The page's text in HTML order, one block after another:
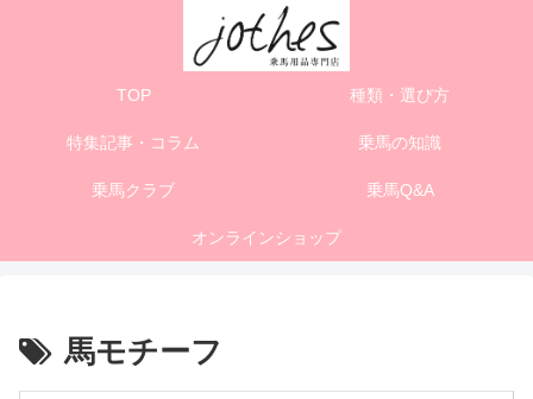
TOP 種類・選び方
特集記事・コラム 乗馬の知識
乗馬クラブ 乗馬Q&A
オンラインショップ
馬モチーフ